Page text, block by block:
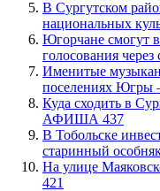
В Сургутском
национальных
Югорчане смогут
голосования
Именитые
поселениях Югры
​Куда сходить в
АФИША 437
В Тобольске
старинный
​На улице
421